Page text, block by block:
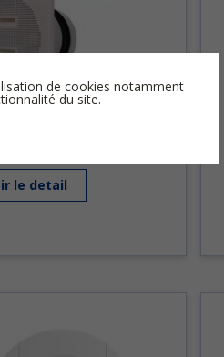
le detail
de cookies notamment
du site.